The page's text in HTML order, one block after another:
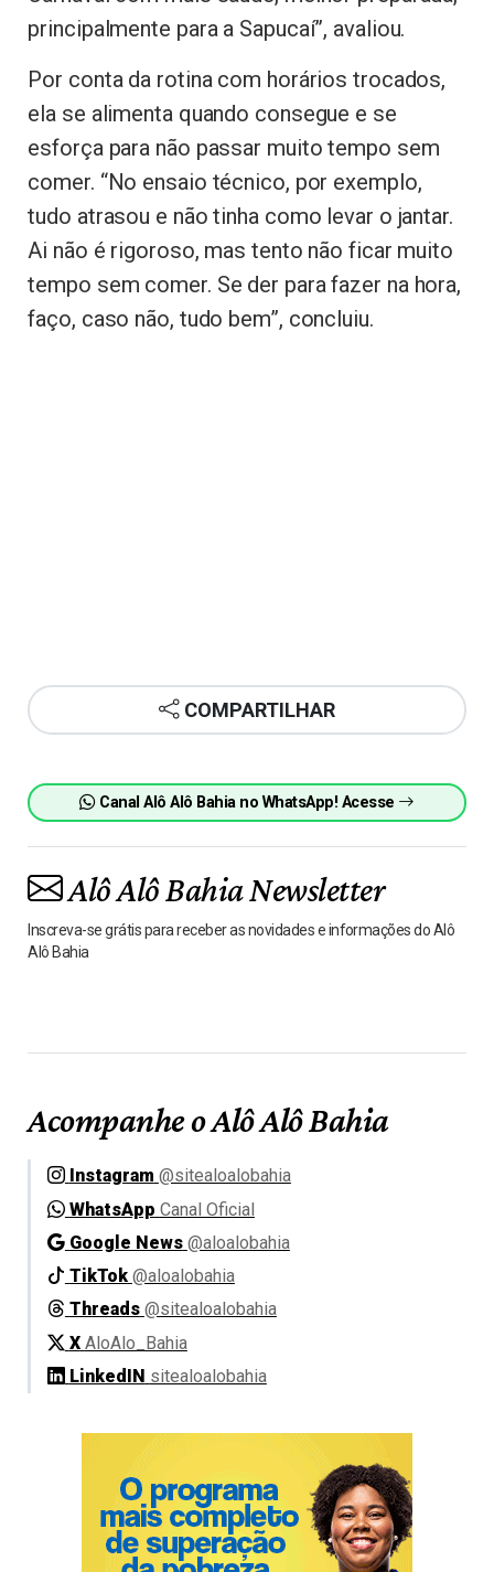
principalmente para a Sapucaí”, avaliou.
Por conta da rotina com horários trocados,
ela se alimenta quando consegue e se
esforça para não passar muito tempo sem
comer. “No ensaio técnico, por exemplo,
tudo atrasou e não tinha como levar o jantar.
Ai não é rigoroso, mas tento não ficar muito
tempo sem comer. Se der para fazer na hora,
faço, caso não, tudo bem”, concluiu.
COMPARTILHAR
Canal Alô Alô Bahia no WhatsApp! Acesse
Alô Alô Bahia Newsletter
Inscreva-se grátis para receber as novidades e informações do Alô
Alô Bahia
Acompanhe o Alô Alô Bahia
Instagram @sitealoalobahia
WhatsApp Canal Oficial
Google News @aloalobahia
TikTok @aloalobahia
Threads @sitealoalobahia
X AloAlo_Bahia
LinkedIN sitealoalobahia